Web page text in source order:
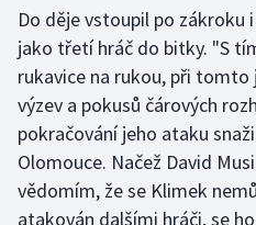
Ostatní
Do děje vstoupil po zákroku
jako třetí hráč do bitky. "S
rukavice na rukou, při tomto
výzev a pokusů čárových
pokračování jeho ataku
Olomouce. Načež David
vědomím, že se Klimek
atakován dalšími hráči, se